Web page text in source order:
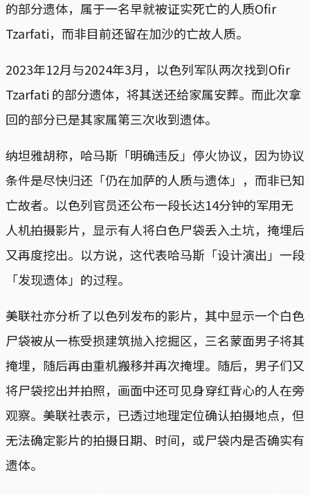
的部分遗体，属于一名早就被证实死亡的人质Ofir
Tzarfati，而非目前还留在加沙的亡故人质。
2023年12月与2024年3月，以色列军队两次找到Ofir
Tzarfati 的部分遗体，将其送还给家属安葬。而此次拿
回的部分已是其家属第三次收到遗体。
纳坦雅胡称，哈马斯「明确违反」停火协议，因为协议
条件是尽快归还「仍在加萨的人质与遗体」，而非已知
亡故者。以色列官员还公布一段长达14分钟的军用无
人机拍摄影片，显示有人将白色尸袋丢入土坑，掩埋后
又再度挖出。以方说，这代表哈马斯「设计演出」一段
「发现遗体」的过程。
美联社亦分析了以色列发布的影片，其中显示一个白色
尸袋被从一栋受损建筑抛入挖掘区，三名蒙面男子将其
掩埋，随后再由重机搬移并再次掩埋。随后，男子们又
将尸袋挖出并拍照，画面中还可见身穿红背心的人在旁
观察。美联社表示，已透过地理定位确认拍摄地点，但
无法确定影片的拍摄日期、时间，或尸袋内是否确实有
遗体。